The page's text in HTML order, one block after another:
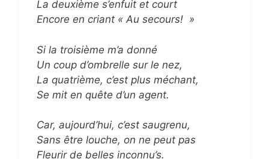
La deuxième s’enfuit et court
Encore en criant « Au secours! »
Si la troisième m’a donné
Un coup d’ombrelle sur le nez,
La quatrième, c’est plus méchant,
Se mit en quête d’un agent.
Car, aujourd’hui, c’est saugrenu,
Sans être louche, on ne peut pas
Fleurir de belles inconnu’s.